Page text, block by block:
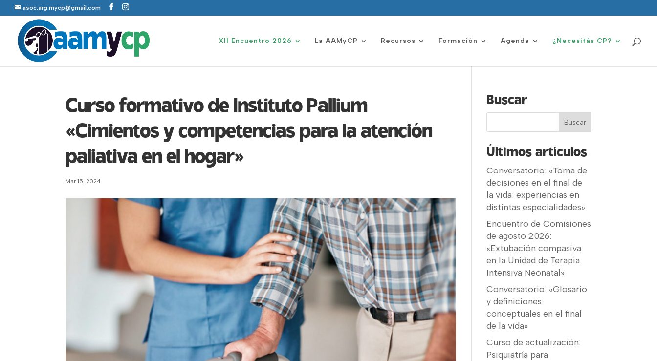
asoc.arg.mycp@gmail.com
XII Encuentro 2026 La AAMyCP Recursos Formación Agenda ¿Necesitás CP?
Curso formativo de Instituto Pallium
«Cimientos y competencias para la atención
paliativa en el hogar»
Mar 15, 2024
Buscar
Últimos artículos
Conversatorio: «Toma de
decisiones en el final de
la vida: experiencias en
distintas especialidades»
Encuentro de Comisiones
de agosto 2026:
«Extubación compasiva
en la Unidad de Terapia
Intensiva Neonatal»
Conversatorio: «Glosario
y definiciones
conceptuales en el final
de la vida»
Curso de actualización:
Psiquiatría para